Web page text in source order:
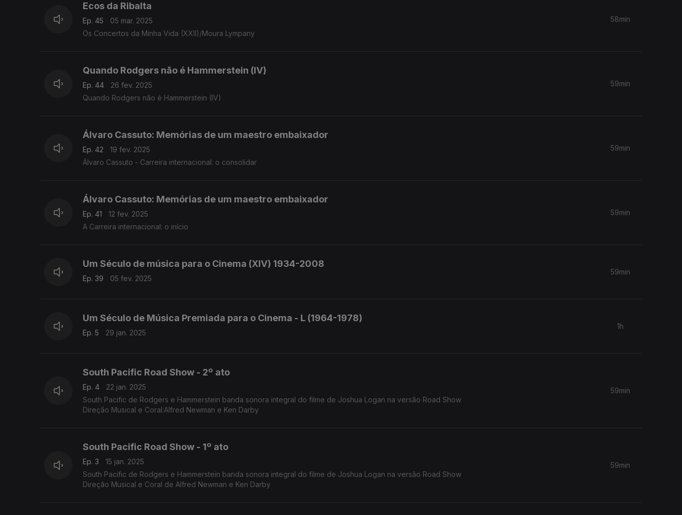
Ecos da Ribalta
Ep. 45
05 mar. 2025
Os Concertos da Minha Vida (XXII)/Moura Lympany
58min
Quando Rodgers não é Hammerstein (IV)
Ep. 44
26 fev. 2025
Quando Rodgers não é Hammerstein (IV)
59min
Álvaro Cassuto: Memórias de um maestro embaixador
Ep. 42
19 fev. 2025
Álvaro Cassuto - Carreira internacional: o consolidar
59min
Álvaro Cassuto: Memórias de um maestro embaixador
Ep. 41
12 fev. 2025
A Carreira internacional: o início
59min
Um Século de música para o Cinema (XIV) 1934-2008
Ep. 39 05 fev. 2025
59min
Um Século de Música Premiada para o Cinema - L (1964-1978)
Ep. 5 29 jan. 2025
1h
South Pacific Road Show - 2º ato
Ep. 4
22 jan. 2025
South Pacific de Rodgers e Hammerstein banda sonora integral do filme de Joshua Logan na versão Road Show
Direção Musical e Coral:Alfred Newman e Ken Darby
59min
South Pacific Road Show - 1º ato
Ep. 3
15 jan. 2025
South Pacific de Rodgers e Hammerstein banda sonora integral do filme de Joshua Logan na versão Road Show
Direção Musical e Coral de Alfred Newman e Ken Darby
59min